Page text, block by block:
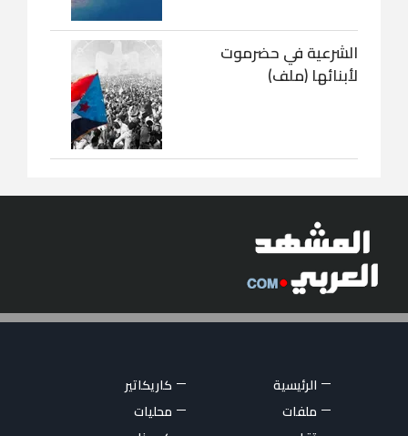
الشرعية في حضرموت
لأبنائها (ملف)
الرئيسية
كاريكاتير
ملفات
محليات